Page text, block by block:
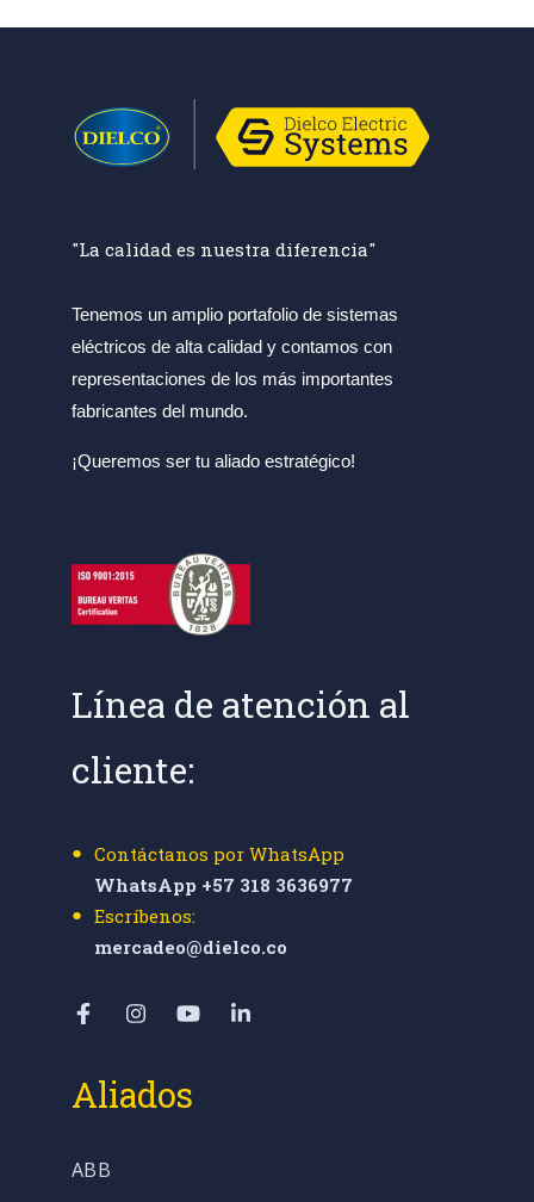
"La calidad es nuestra diferencia"
Tenemos un amplio portafolio de sistemas
eléctricos de alta calidad y contamos con
representaciones de los más importantes
fabricantes del mundo.
¡Queremos ser tu aliado estratégico!
Línea de atención al
cliente:
Contáctanos por WhatsApp
WhatsApp +57 318 3636977
Escríbenos:
mercadeo@dielco.co
Aliados
ABB